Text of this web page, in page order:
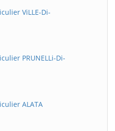
ViLLE-Di-
PRUNELLi-Di-
ALATA